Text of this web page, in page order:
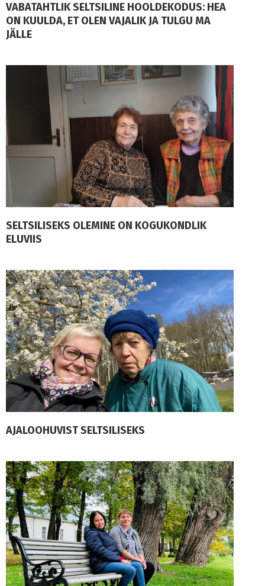
VABATAHTLIK SELTSILINE HOOLDEKODUS: HEA
ON KUULDA, ET OLEN VAJALIK JA TULGU MA
JÄLLE
SELTSILISEKS OLEMINE ON KOGUKONDLIK
ELUVIIS
AJALOOHUVIST SELTSILISEKS